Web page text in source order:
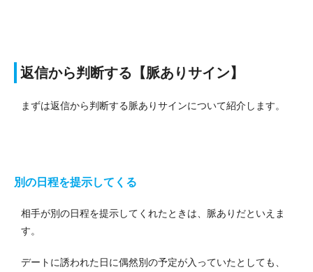
返信から判断する【脈ありサイン】
まずは返信から判断する脈ありサインについて紹介します。
別の日程を提示してくる
相手が別の日程を提示してくれたときは、脈ありだといえま
す。
デートに誘われた日に偶然別の予定が入っていたとしても、